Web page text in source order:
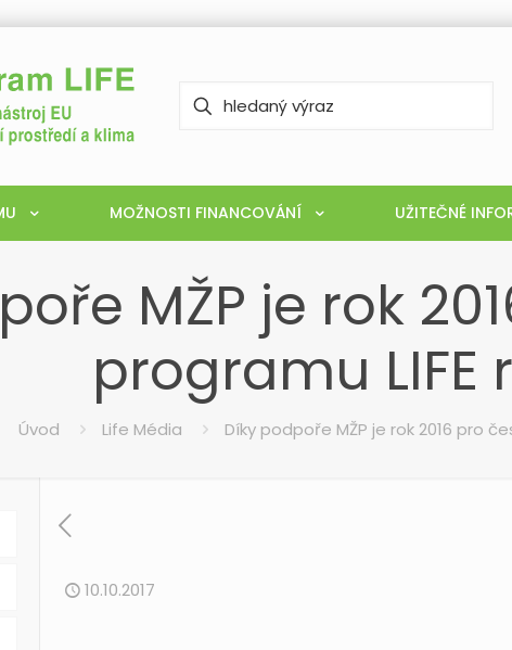
MOŽNOSTI FINANCOVÁNÍ UŽITEČNÉ
MŽP je rok
programu LIFE
Úvod Life Média Díky podpoře MŽP je rok 2016 pro
10.10.2017